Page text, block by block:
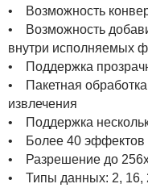
• Возможность
• Возможность
внутри исполняемых
• Поддержка
• Пакетная
извлечения
• Поддержка
• Более 40 эффектов
• Разрешение до
• Типы данных: 2, 16,